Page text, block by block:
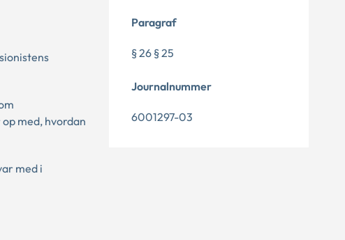
med, hvordan
med i
Paragraf
§ 26 § 25
Journalnummer
6001297-03